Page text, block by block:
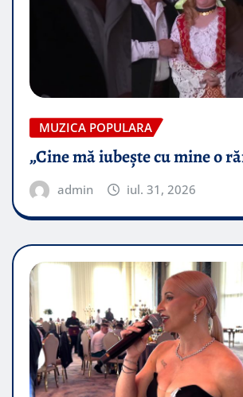
MUZICA POPULARA
„Cine mă iubește cu mine o
admin iul. 31, 2026